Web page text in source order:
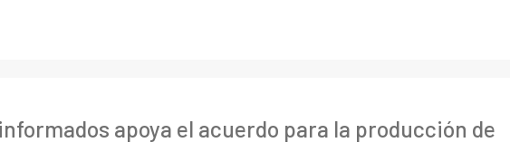
apoya el acuerdo para la producción de